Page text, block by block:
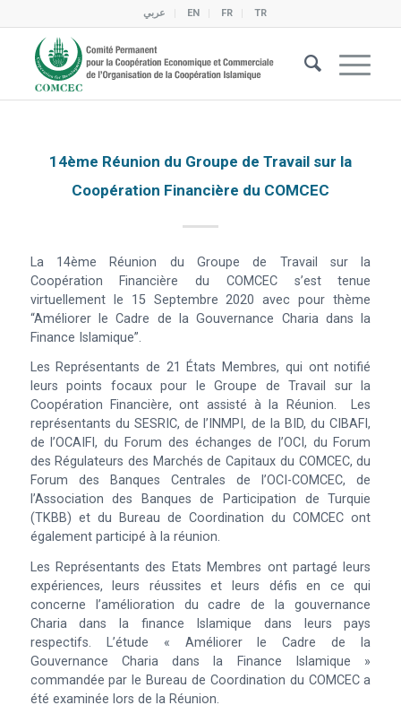
عربي EN FR TR
14ème Réunion du Groupe de Travail sur la
Coopération Financière du COMCEC
La 14ème Réunion du Groupe de Travail sur la
Coopération Financière du COMCEC s’est tenue
virtuellement le 15 Septembre 2020 avec pour thème
“Améliorer le Cadre de la Gouvernance Charia dans la
Finance Islamique”.
Les Représentants de 21 États Membres, qui ont notifié
leurs points focaux pour le Groupe de Travail sur la
Coopération Financière, ont assisté à la Réunion. Les
représentants du SESRIC, de l’INMPI, de la BID, du CIBAFI,
de l’OCAIFI, du Forum des échanges de l’OCI, du Forum
des Régulateurs des Marchés de Capitaux du COMCEC, du
Forum des Banques Centrales de l’OCI-COMCEC, de
l’Association des Banques de Participation de Turquie
(TKBB) et du Bureau de Coordination du COMCEC ont
également participé à la réunion.
Les Représentants des Etats Membres ont partagé leurs
expériences, leurs réussites et leurs défis en ce qui
concerne l’amélioration du cadre de la gouvernance
Charia dans la finance Islamique dans leurs pays
respectifs. L’étude « Améliorer le Cadre de la
Gouvernance Charia dans la Finance Islamique »
commandée par le Bureau de Coordination du COMCEC a
été examinée lors de la Réunion.